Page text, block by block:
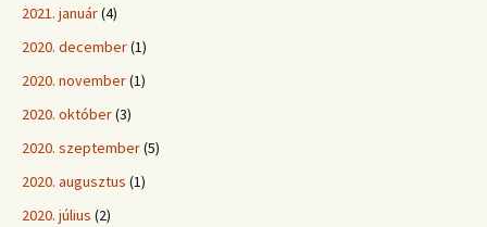
2021. január(4)
2020. december(1)
2020. november(1)
2020. október(3)
2020. szeptember(5)
2020. augusztus (1)
2020. július (2)